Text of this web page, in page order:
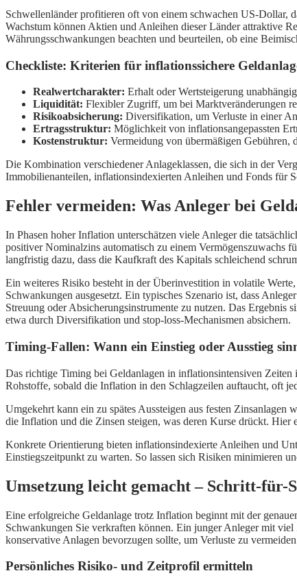
Schwellenländer profitieren oft von einem schwachen US-Dollar,
Wachstum können Aktien und Anleihen dieser Länder attraktive
Währungsschwankungen beachten und beurteilen, ob eine
Checkliste: Kriterien für inflationssichere
Realwertcharakter: Erhalt oder Wertsteigerung
Liquidität: Flexibler Zugriff, um bei Marktveränderungen
Risikoabsicherung: Diversifikation, um Verluste in einer
Ertragsstruktur: Möglichkeit von inflationsangepassten
Kostenstruktur: Vermeidung von übermäßigen Gebühren,
Die Kombination verschiedener Anlageklassen, die sich in der
Immobilienanteilen, inflationsindexierten Anleihen und Fonds für
Fehler vermeiden: Was Anleger bei
In Phasen hoher Inflation unterschätzen viele Anleger die
positiver Nominalzins automatisch zu einem Vermögenszuwachs
langfristig dazu, dass die Kaufkraft des Kapitals schleichend
Ein weiteres Risiko besteht in der Überinvestition in volatile
Schwankungen ausgesetzt. Ein typisches Szenario ist, dass
Streuung oder Absicherungsinstrumente zu nutzen. Das
etwa durch Diversifikation und stop-loss-Mechanismen absichern.
Timing-Fallen: Wann ein Einstieg oder Ausstieg
Das richtige Timing bei Geldanlagen in inflationsintensiven
Rohstoffe, sobald die Inflation in den Schlagzeilen auftaucht, oft
Umgekehrt kann ein zu spätes Aussteigen aus festen
die Inflation und die Zinsen steigen, was deren Kurse drückt.
Konkrete Orientierung bieten inflationsindexierte Anleihen und
Einstiegszeitpunkt zu warten. So lassen sich Risiken minimieren
Umsetzung leicht gemacht – Schritt-
Eine erfolgreiche Geldanlage trotz Inflation beginnt mit der
Schwankungen Sie verkraften können. Ein junger Anleger mit
konservative Anlagen bevorzugen sollte, um Verluste zu
Persönliches Risiko- und Zeitprofil ermitteln